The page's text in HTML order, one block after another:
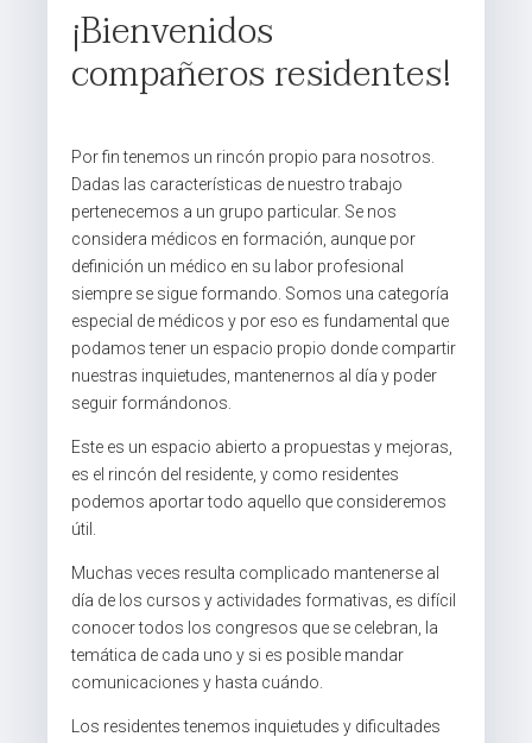
¡Bienvenidos
compañeros residentes!
Por fin tenemos un rincón propio para nosotros.
Dadas las características de nuestro trabajo
pertenecemos a un grupo particular. Se nos
considera médicos en formación, aunque por
definición un médico en su labor profesional
siempre se sigue formando. Somos una categoría
especial de médicos y por eso es fundamental que
podamos tener un espacio propio donde compartir
nuestras inquietudes, mantenernos al día y poder
seguir formándonos.
Este es un espacio abierto a propuestas y mejoras,
es el rincón del residente, y como residentes
podemos aportar todo aquello que consideremos
útil.
Muchas veces resulta complicado mantenerse al
día de los cursos y actividades formativas, es difícil
conocer todos los congresos que se celebran, la
temática de cada uno y si es posible mandar
comunicaciones y hasta cuándo.
Los residentes tenemos inquietudes y dificultades